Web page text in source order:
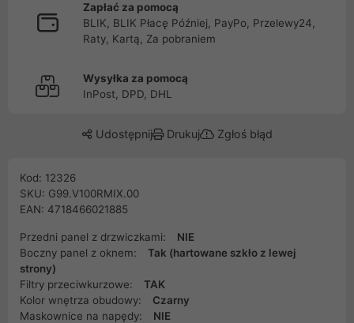
Zapłać za pomocą
BLIK, BLIK Płacę Później, PayPo, Przelewy24,
Raty, Kartą, Za pobraniem
Wysyłka za pomocą
InPost, DPD, DHL
Udostępnij Drukuj Zgłoś błąd
Kod: 12326
SKU: G99.V100RMIX.00
EAN: 4718466021885
Przedni panel z drzwiczkami:
NIE
Boczny panel z oknem:
Tak (hartowane szkło z lewej
strony)
Filtry przeciwkurzowe:
TAK
Kolor wnętrza obudowy:
Czarny
Maskownice na napędy:
NIE